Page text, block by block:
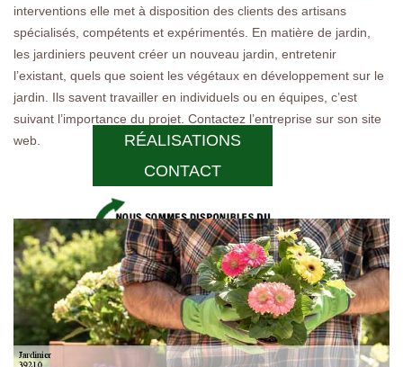
RÉALISATIONS
CONTACT
interventions elle met à disposition des clients des artisans
spécialisés, compétents et expérimentés. En matière de jardin,
les jardiniers peuvent créer un nouveau jardin, entretenir
l’existant, quels que soient les végétaux en développement sur le
jardin. Ils savent travailler en individuels ou en équipes, c’est
suivant l’importance du projet. Contactez l’entreprise sur son site
web.